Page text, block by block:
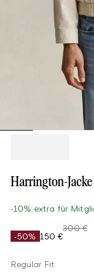
Harrington-
-10% extra für
-50% 150 €
300 €
Regular Fit